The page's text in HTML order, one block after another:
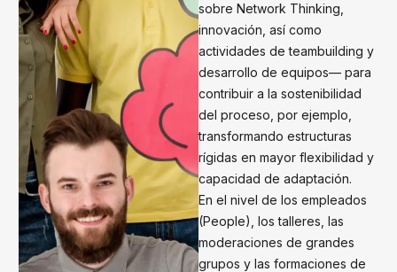
sobre Network Thinking,
innovación, así como
actividades de teambuilding y
desarrollo de equipos— para
contribuir a la sostenibilidad
del proceso, por ejemplo,
transformando estructuras
rígidas en mayor flexibilidad y
capacidad de adaptación.
En el nivel de los empleados
(People), los talleres, las
moderaciones de grandes
grupos y las formaciones de